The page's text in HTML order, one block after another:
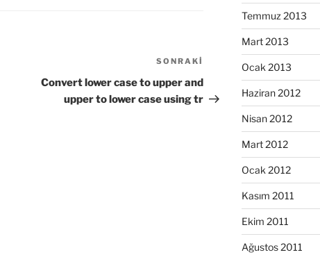
Sonraki
Yazı
SONRAKI
Convert lower case to upper and
upper to lower case using tr
Temmuz 2013
Mart 2013
Ocak 2013
Haziran 2012
Nisan 2012
Mart 2012
Ocak 2012
Kasım 2011
Ekim 2011
Ağustos 2011